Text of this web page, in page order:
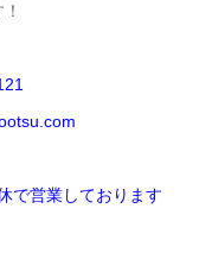
で営業しております